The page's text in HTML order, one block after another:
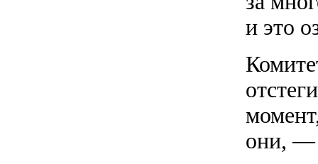
и это
они, —